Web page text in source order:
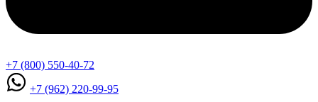
+7 (800) 550-40-72
+7 (962) 220-99-95